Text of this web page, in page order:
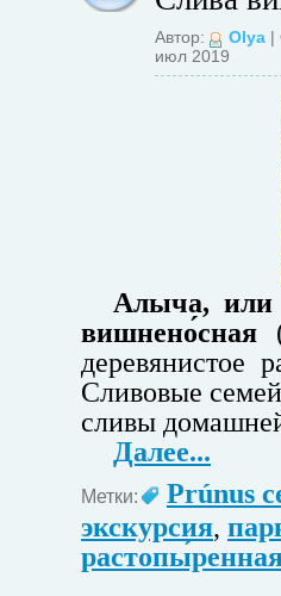
Автор: Olya |
июл 2019
Алыча, или
вишнено́сная
деревянистое
Сливовые
сливы
Далее...
Метки: Prúnus
экскурсия,